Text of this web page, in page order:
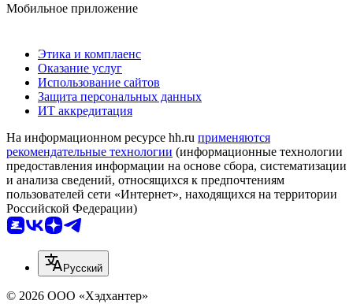
Мобильное приложение
Этика и комплаенс
Оказание услуг
Использование сайтов
Защита персональных данных
ИТ аккредитация
На информационном ресурсе hh.ru применяются
рекомендательные технологии (информационные технологии
предоставления информации на основе сбора, систематизации
и анализа сведений, относящихся к предпочтениям
пользователей сети «Интернет», находящихся на территории
Российской Федерации)
Русский
© 2026 ООО «Хэдхантер»